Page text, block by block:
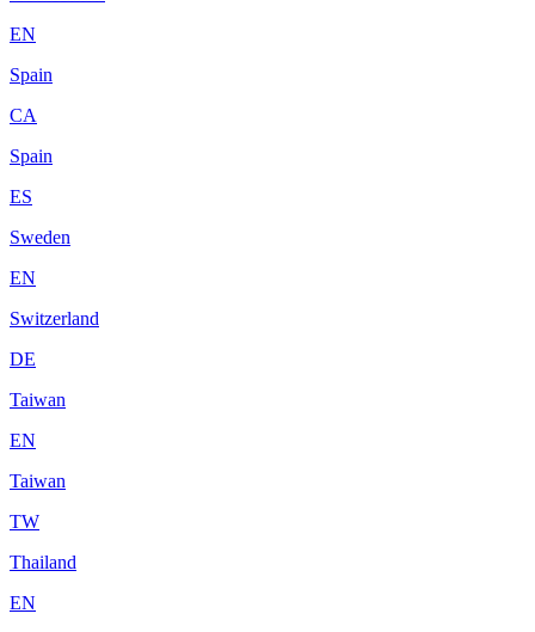
EN
Spain
CA
Spain
ES
Sweden
EN
Switzerland
DE
Taiwan
EN
Taiwan
TW
Thailand
EN